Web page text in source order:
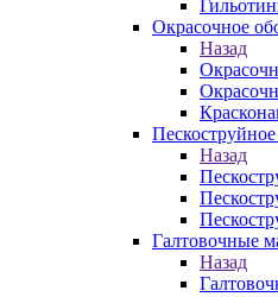
Окрасочное
Назад
Назад
Галтовочные
Назад